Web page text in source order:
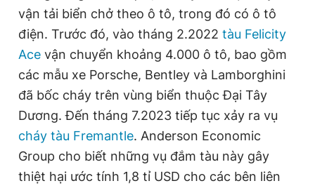
vận tải biển chở theo ô tô, trong đó có ô tô
điện. Trước đó, vào tháng 2.2022 tàu Felicity
Ace vận chuyển khoảng 4.000 ô tô, bao gồm
các mẫu xe Porsche, Bentley và Lamborghini
đã bốc cháy trên vùng biển thuộc Đại Tây
Dương. Đến tháng 7.2023 tiếp tục xảy ra vụ
cháy tàu Fremantle. Anderson Economic
Group cho biết những vụ đắm tàu này gây
thiệt hại ước tính 1,8 tỉ USD cho các bên liên